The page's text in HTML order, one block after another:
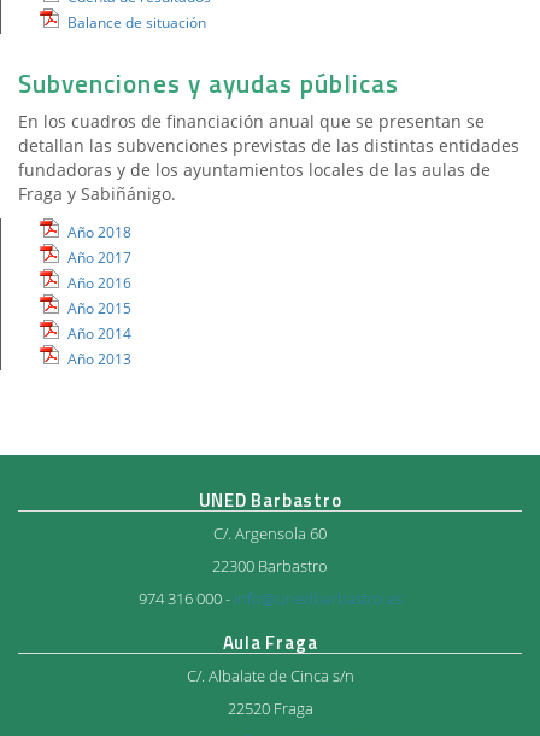
Balance de situación
Subvenciones y ayudas públicas
En los cuadros de financiación anual que se presentan se
detallan las subvenciones previstas de las distintas entidades
fundadoras y de los ayuntamientos locales de las aulas de
Fraga y Sabiñánigo.
Año 2018
Año 2017
Año 2016
Año 2015
Año 2014
Año 2013
UNED Barbastro
C/. Argensola 60
22300 Barbastro
974 316 000 - info@unedbarbastro.es
Aula Fraga
C/. Albalate de Cinca s/n
22520 Fraga